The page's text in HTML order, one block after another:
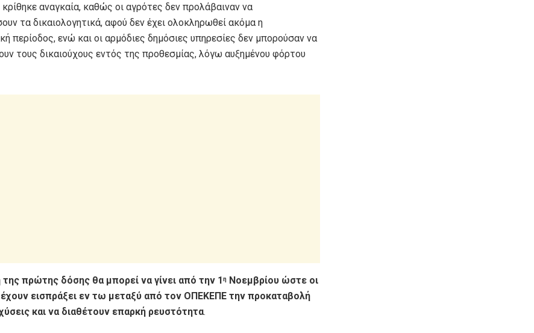
αναγκαία, καθώς οι αγρότες δεν προλάβαιναν να
τα δικαιολογητικά, αφού δεν έχει ολοκληρωθεί ακόμα η
περίοδος, ενώ και οι αρμόδιες δημόσιες υπηρεσίες δεν μπορούσαν να
τους δικαιούχους εντός της προθεσμίας, λόγω αυξημένου φόρτου
πρώτης δόσης θα μπορεί να γίνει από την 1η Νοεμβρίου ώστε οι
εισπράξει εν τω μεταξύ από τον ΟΠΕΚΕΠΕ την προκαταβολή
και να διαθέτουν επαρκή ρευστότητα.